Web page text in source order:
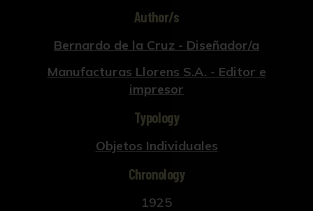
Author/s
Bernardo de la Cruz - Diseñador/a
Manufacturas Llorens S.A. - Editor e
impresor
Typology
Objetos Individuales
Chronology
1925